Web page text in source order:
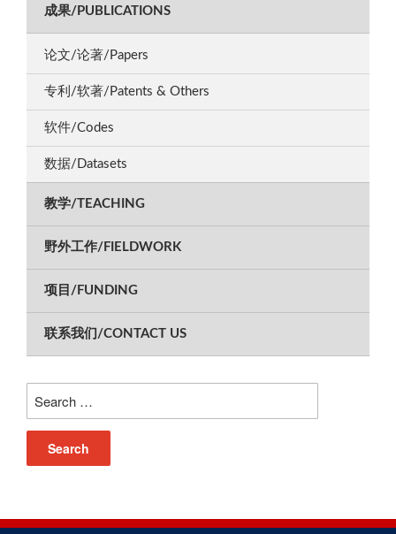
成果/PUBLICATIONS
论文/论著/Papers
专利/软著/Patents & Others
软件/Codes
数据/Datasets
教学/TEACHING
野外工作/FIELDWORK
项目/FUNDING
联系我们/CONTACT US